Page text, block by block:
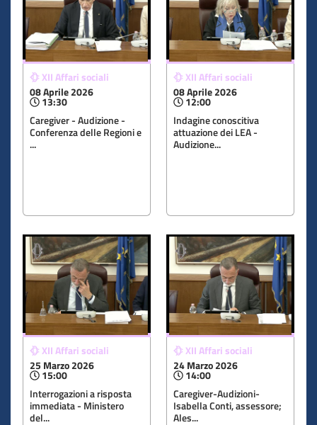
XII Affari sociali
08 Aprile 2026
13:30
Caregiver - Audizione -
Conferenza delle Regioni e
...
XII Affari sociali
08 Aprile 2026
12:00
Indagine conoscitiva
attuazione dei LEA -
Audizione...
XII Affari sociali
25 Marzo 2026
15:00
Interrogazioni a risposta
immediata - Ministero
del...
XII Affari sociali
24 Marzo 2026
14:00
Caregiver-Audizioni-
Isabella Conti, assessore;
Ales...